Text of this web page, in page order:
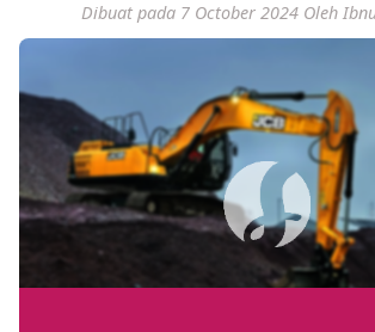
Dibuat pada 7 October 2024 Oleh